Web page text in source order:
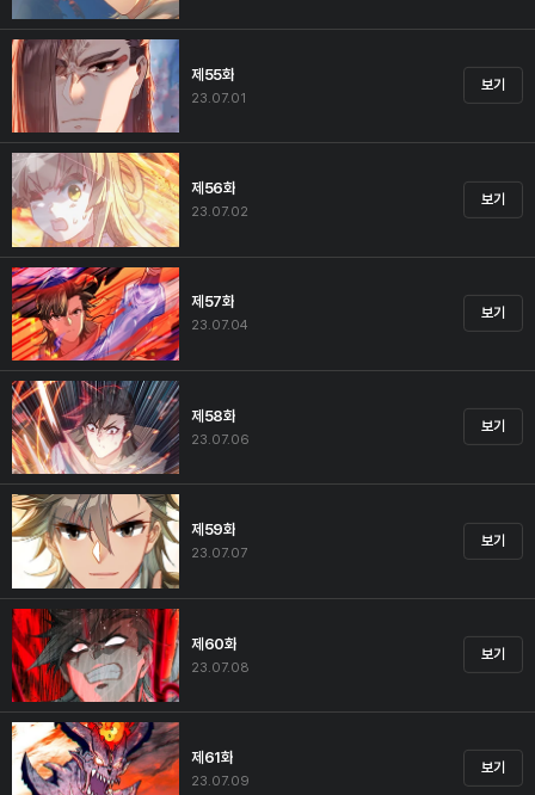
제55화
23.07.01
보기
제56화
23.07.02
보기
제57화
23.07.04
보기
제58화
23.07.06
보기
제59화
23.07.07
보기
제60화
23.07.08
보기
제61화
23.07.09
보기